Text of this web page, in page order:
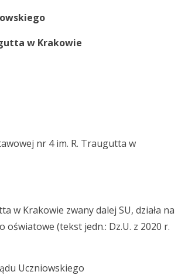
w Krakowie
nr 4 im. R. Traugutta w
w Krakowie zwany dalej SU, działa na
(tekst jedn.: Dz.U. z 2020 r.
Uczniowskiego